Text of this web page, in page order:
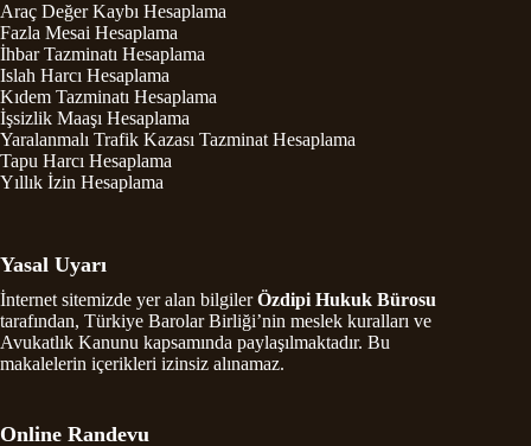
Araç Değer Kaybı Hesaplama
Fazla Mesai Hesaplama
İhbar Tazminatı Hesaplama
Islah Harcı Hesaplama
Kıdem Tazminatı Hesaplama
İşsizlik Maaşı Hesaplama
Yaralanmalı Trafik Kazası Tazminat Hesaplama
Tapu Harcı Hesaplama
Yıllık İzin Hesaplama
Yasal Uyarı
İnternet sitemizde yer alan bilgilerÖzdipi Hukuk Bürosu
tarafından, Türkiye Barolar Birliği’nin meslek kuralları ve
Avukatlık Kanunu kapsamında paylaşılmaktadır. Bu
makalelerin içerikleri izinsiz alınamaz.
Online Randevu